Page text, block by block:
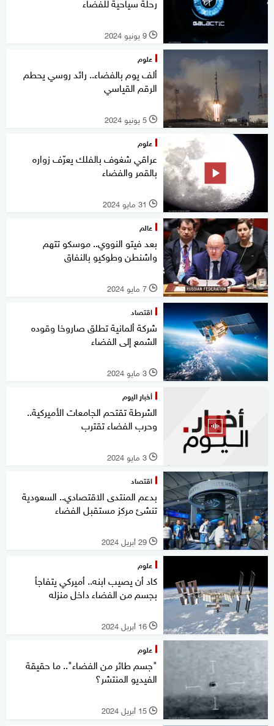
l 9 يونيو 2024
علوم
ألف يوم بالفضاء.. رائد روسي يحطم
الرقم القياسي
l 5 يونيو 2024
علوم
عراقي شغوف بالفلك يعرّف زواره
بالقمر والفضاء
l 31 مايو 2024
عالم
بعد فيتو النووي.. موسكو تتهم
واشنطن وطوكيو بالنفاق
l 7 مايو 2024
اقتصاد
شركة ألمانية تطلق صاروخا وقوده
الشمع إلى الفضاء
l 3 مايو 2024
أخبار اليوم
الشرطة تقتحم الجامعات الأميركية..
وحرب الفضاء تقترب
l 3 مايو 2024
اقتصاد
بدعم المنتدى الاقتصادي.. السعودية
تنشئ مركز مستقبل الفضاء
l 29 أبريل 2024
علوم
كاد أن يصيب ابنه.. أميركي يتفاجأ
بجسم من الفضاء داخل منزله
l 16 أبريل 2024
علوم
"جسم طائر من الفضاء".. ما حقيقة
الفيديو المنتشر؟
l 15 أبريل 2024